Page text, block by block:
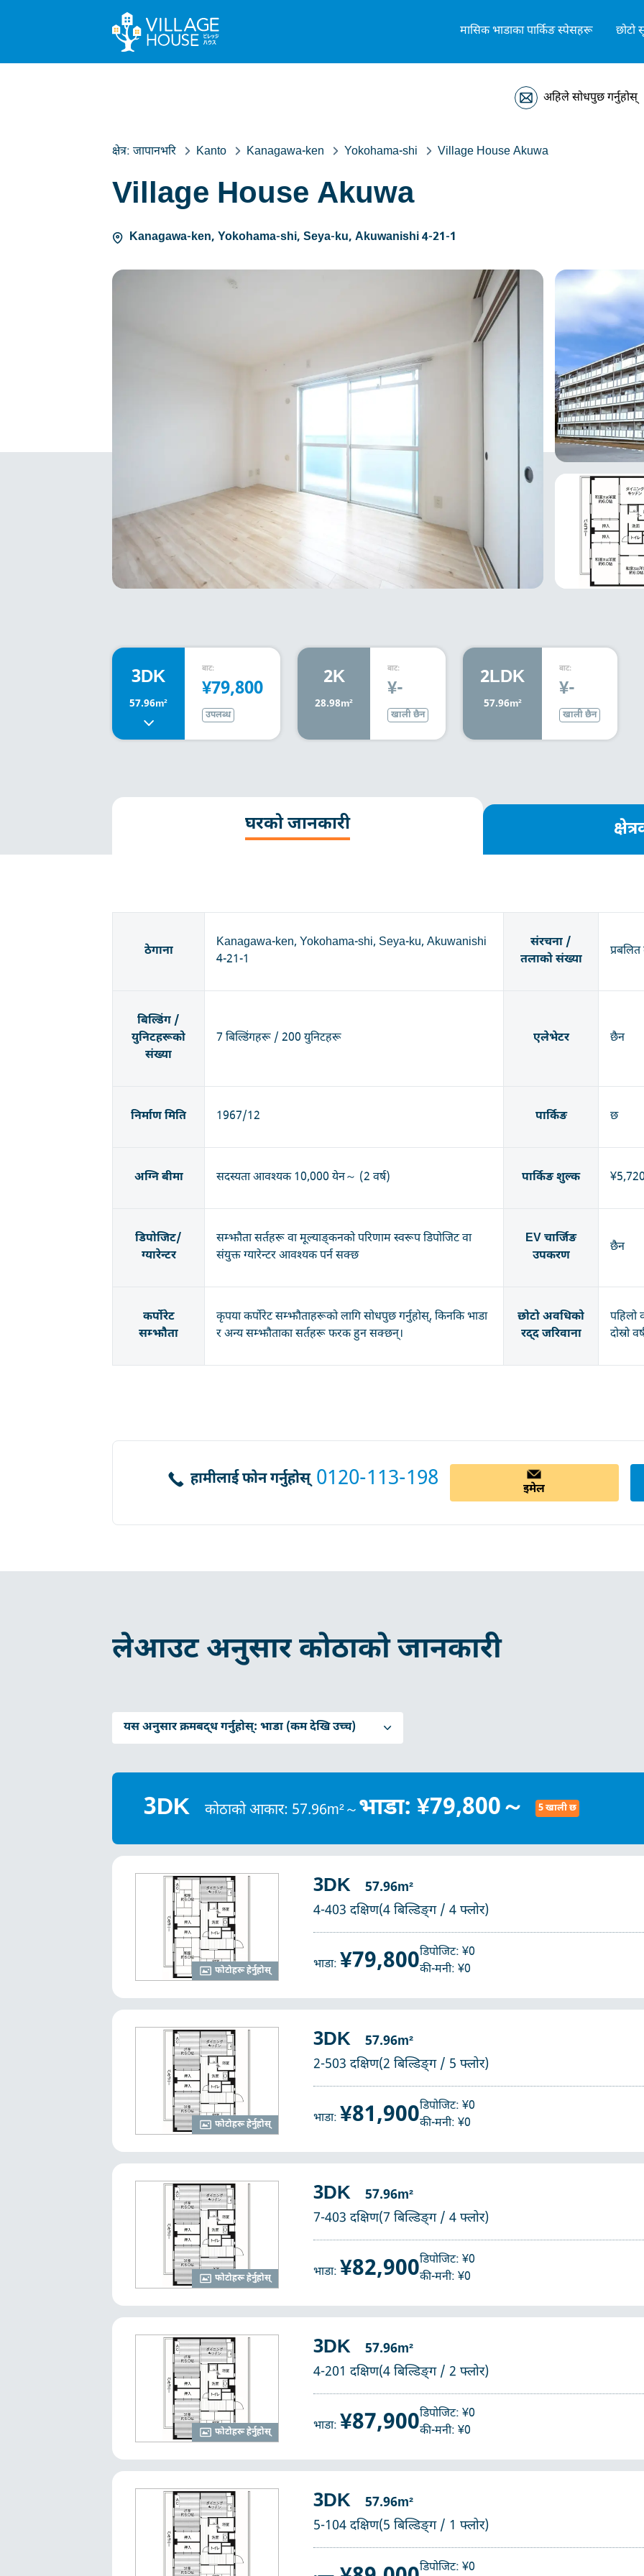
मासिक भाडाका पार्किङ स्पेसहरू छोटो
अहिले सोधपुछ गर्नुहोस्
क्षेत्र: जापानभरि Kanto Kanagawa-ken Yokohama-shi Village House Akuwa
Village House Akuwa
Kanagawa-ken, Yokohama-shi, Seya-ku, Akuwanishi 4-21-1
3DK
57.96m²
बाट:
¥79,800
उपलब्ध
2K
28.98m²
बाट:
¥-
खाली छैन
2LDK
57.96m²
बाट:
¥-
खाली छैन
घरको जानकारी
ठेगाना
Kanagawa-ken, Yokohama-shi, Seya-ku, Akuwanishi
4-21-1
संरचना /
तलाको संख्या
बिल्डिंग /
युनिटहरूको
संख्या
7 बिल्डिंगहरू / 200 युनिटहरू एलेभेटर छैन
निर्माण मिति 1967/12 पार्किङ छ
अग्नि बीमा सदस्यता आवश्यक 10,000 येन～ (2 वर्ष) पार्किङ शुल्क
डिपोजिट/
ग्यारेन्टर
सम्झौता सर्तहरू वा मूल्याङ्कनको परिणाम स्वरूप डिपोजिट वा
संयुक्त ग्यारेन्टर आवश्यक पर्न सक्छ
EV चार्जिङ
उपकरण
छैन
कर्पोरेट
सम्झौता
कृपया कर्पोरेट सम्झौताहरूको लागि सोधपुछ गर्नुहोस्, किनकि भाडा
र अन्य सम्झौताका सर्तहरू फरक हुन सक्छन्।
छोटो अवधिको
रद्द जरिवाना
पहिलो
दोस्रो
हामीलाई फोन गर्नुहोस् 0120-113-198 इमेल
लेआउट अनुसार कोठाको जानकारी
यस अनुसार क्रमबद्ध गर्नुहोस्: भाडा (कम देखि उच्च)
3DK कोठाको आकार: 57.96m²～भाडा: ¥79,800～ 5 खाली छ
फोटोहरू हेर्नुहोस्
3DK
57.96m²
4-403 दक्षिण(4 बिल्डिङ्ग / 4 फ्लोर)
भाडा: ¥79,800डिपोजिट: ¥0
की-मनी: ¥0
फोटोहरू हेर्नुहोस्
3DK
57.96m²
2-503 दक्षिण(2 बिल्डिङ्ग / 5 फ्लोर)
भाडा: ¥81,900डिपोजिट: ¥0
की-मनी: ¥0
फोटोहरू हेर्नुहोस्
3DK
57.96m²
7-403 दक्षिण(7 बिल्डिङ्ग / 4 फ्लोर)
भाडा: ¥82,900डिपोजिट: ¥0
की-मनी: ¥0
फोटोहरू हेर्नुहोस्
3DK
57.96m²
4-201 दक्षिण(4 बिल्डिङ्ग / 2 फ्लोर)
भाडा: ¥87,900डिपोजिट: ¥0
की-मनी: ¥0
3DK
57.96m²
5-104 दक्षिण(5 बिल्डिङ्ग / 1 फ्लोर)
डिपोजिट: ¥0